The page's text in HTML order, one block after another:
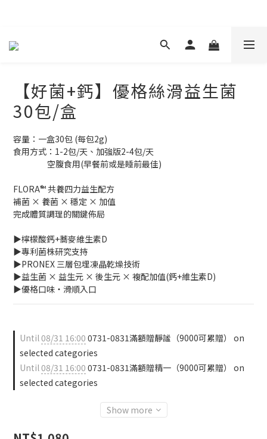
【好菌+鈣】優格絲滑益生菌
30包/盒
容量：一盒30包 (每包2g)
食用方式：1-2包/天、加強版2-4包/天
                   空腹食用(早餐前或是睡前最佳)
FLORA⁴™ 共養四力益生配方
補菌 × 養菌 × 穩定 × 加值
完成體質調理的關鍵佈局
▶檸檬酸鈣+蕎麥維生素D
▶專利菌株研究支持
▶PRONEX 三層包埋凍晶乾燥技術
▶益生菌 × 益生元 × 後生元 × 複配加值(鈣+維生素D)
▶優格口味・滑順入口
Until08/31 16:00 0731-0831滿額贈靜謐（9000可累贈） on
selected categories
Until08/31 16:00 0731-0831滿額贈精一（9000可累贈） on
selected categories
Show more